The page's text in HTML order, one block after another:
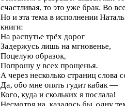
счастливая, то это уже брак. Во
Но и эта тема в исполнении
книги:
На распутье трёх дорог
Задержусь лишь на мгновенье,
Поцелую образок,
Попрошу у всех прощенья.
А через несколько страниц
Да, обо мне опять гудит кабак —
Кого, куда и скольких я послала!